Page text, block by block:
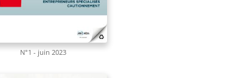
N°1 - juin 2023